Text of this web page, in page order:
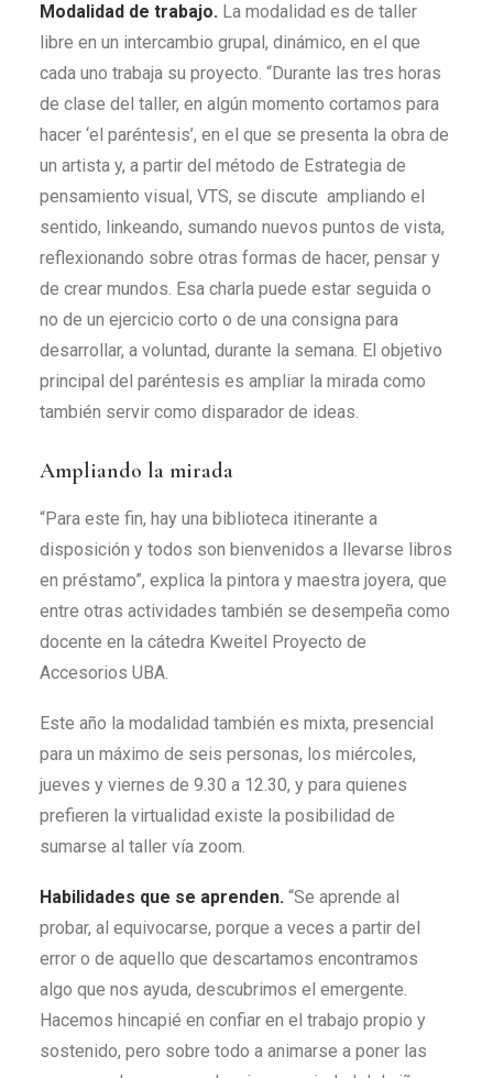
Modalidad de trabajo. La modalidad es de taller
libre en un intercambio grupal, dinámico, en el que
cada uno trabaja su proyecto. “Durante las tres horas
de clase del taller, en algún momento cortamos para
hacer ‘el paréntesis’, en el que se presenta la obra de
un artista y, a partir del método de Estrategia de
pensamiento visual, VTS, se discute ampliando el
sentido, linkeando, sumando nuevos puntos de vista,
reflexionando sobre otras formas de hacer, pensar y
de crear mundos. Esa charla puede estar seguida o
no de un ejercicio corto o de una consigna para
desarrollar, a voluntad, durante la semana. El objetivo
principal del paréntesis es ampliar la mirada como
también servir como disparador de ideas.
Ampliando la mirada
“Para este fin, hay una biblioteca itinerante a
disposición y todos son bienvenidos a llevarse libros
en préstamo”, explica la pintora y maestra joyera, que
entre otras actividades también se desempeña como
docente en la cátedra Kweitel Proyecto de
Accesorios UBA.
Este año la modalidad también es mixta, presencial
para un máximo de seis personas, los miércoles,
jueves y viernes de 9.30 a 12.30, y para quienes
prefieren la virtualidad existe la posibilidad de
sumarse al taller vía zoom.
Habilidades que se aprenden. “Se aprende al
probar, al equivocarse, porque a veces a partir del
error o de aquello que descartamos encontramos
algo que nos ayuda, descubrimos el emergente.
Hacemos hincapié en confiar en el trabajo propio y
sostenido, pero sobre todo a animarse a poner las